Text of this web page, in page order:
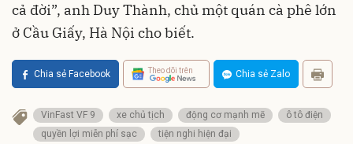
cả đời”, anh Duy Thành, chủ một quán cà phê lớn
ở Cầu Giấy, Hà Nội cho biết.
Chia sẻ Facebook Theo dõi trên Chia sẻ Zalo
VinFast VF 9 xe chủ tịch động cơ mạnh mẽ
ô tô điện
quyền lợi miễn phí sạc
tiện nghi hiện đại